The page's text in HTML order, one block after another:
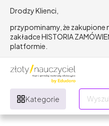
Drodzy Klienci,
przypominamy, że zakupione
zakładce HISTORIA
platformie.
Kategorie